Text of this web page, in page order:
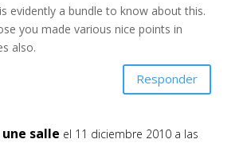
evidently a bundle to know about this.
you made various nice points in
also.
Responder
salle el 11 diciembre 2010 a las